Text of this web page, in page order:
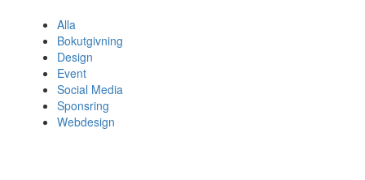
Alla
Bokutgivning
Design
Event
Social Media
Sponsring
Webdesign